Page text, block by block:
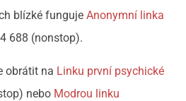
blízké funguje Anonymní linka
688 (nonstop).
obrátit na Linku první psychické
nebo Modrou linku